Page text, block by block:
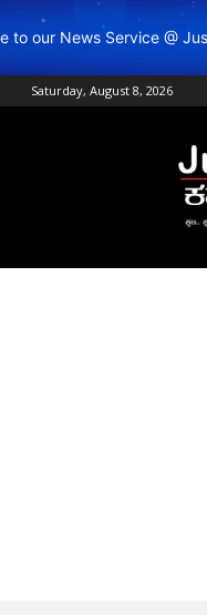
to our News Service @
Saturday, August 8, 2026